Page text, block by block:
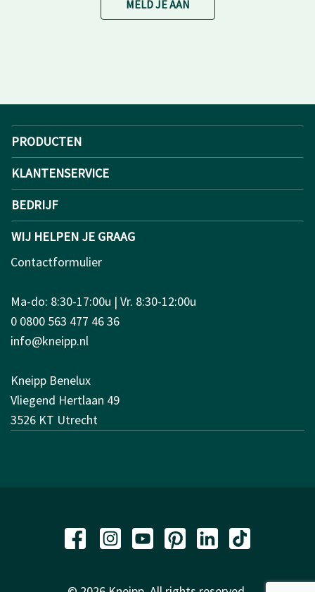
MELD JE AAN
PRODUCTEN
KLANTENSERVICE
BEDRIJF
WIJ HELPEN JE GRAAG
Contactformulier
Ma-do: 8:30-17:00u | Vr. 8:30-12:00u
0 0800 563 477 46 36
info@kneipp.nl
Kneipp Benelux
Vliegend Hertlaan 49
3526 KT Utrecht